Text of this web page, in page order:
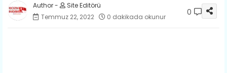
Site Editörü
Temmuz 22, 2022
0 dakikada okunur 0